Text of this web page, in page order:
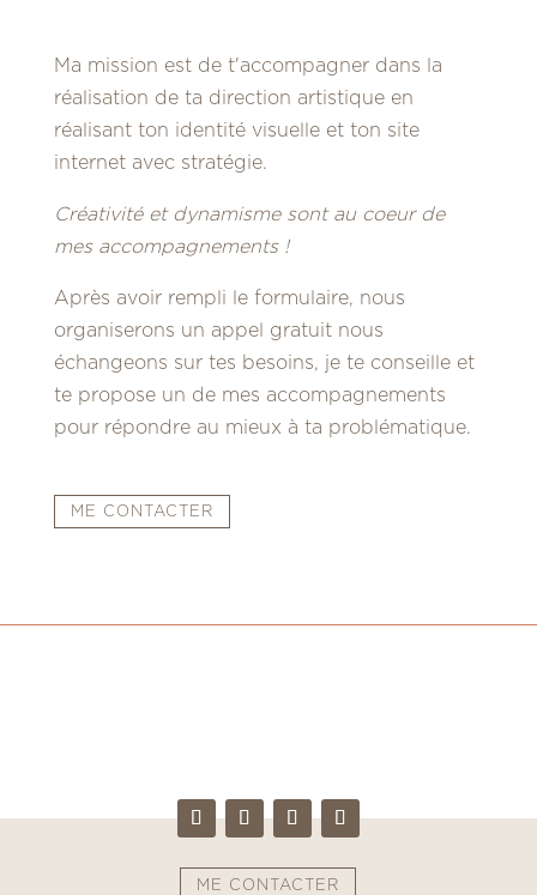
Ma mission est de t'accompagner dans la
réalisation de ta direction artistique en
réalisant ton identité visuelle et ton site
internet avec stratégie.
Créativité et dynamisme sont au coeur de
mes accompagnements !
Après avoir rempli le formulaire, nous
organiserons un appel gratuit nous
échangeons sur tes besoins, je te conseille et
te propose un de mes accompagnements
pour répondre au mieux à ta problématique.
ME CONTACTER
ME CONTACTER